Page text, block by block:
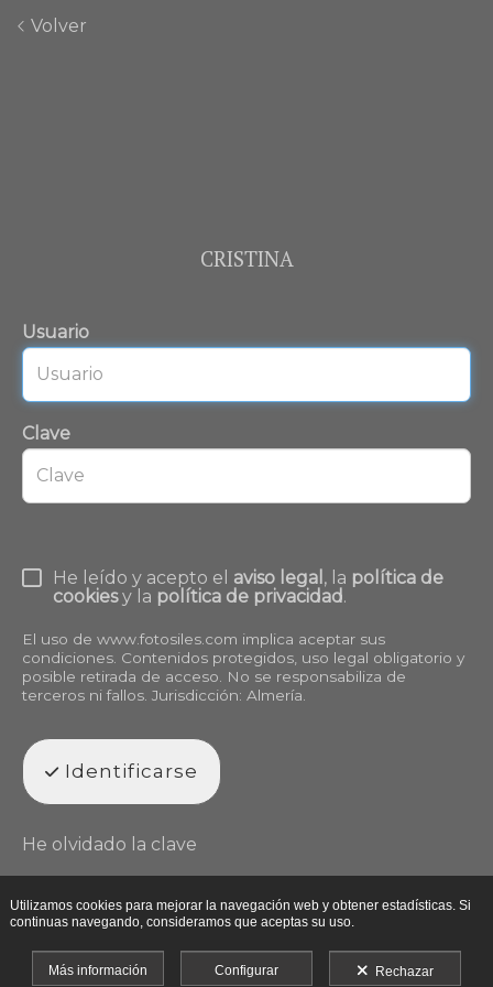
Volver
CRISTINA
Usuario
Clave
He leído y acepto el aviso legal , la política de
cookiesy la política de privacidad.
El uso de www.fotosiles.com implica aceptar sus
condiciones. Contenidos protegidos, uso legal obligatorio y
posible retirada de acceso. No se responsabiliza de
terceros ni fallos. Jurisdicción: Almería.
Identificarse
He olvidado la clave
Utilizamos cookies para mejorar la navegación web y obtener estadísticas. Si
continuas navegando, consideramos que aceptas su uso.
Más información Configurar Rechazar